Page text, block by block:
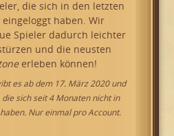
die sich in den letzten
haben. Wir
Spieler dadurch leichter
und die neusten
erleben können!
es ab dem 17. März 2020 und
sich seit 4 Monaten nicht in
Nur einmal pro Account.